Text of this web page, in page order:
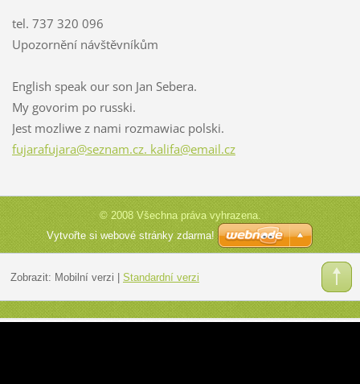
tel. 737 320 096
Upozornění návštěvníkům
English speak our son Jan Sebera.
My govorim po russki.
Jest mozliwe z nami rozmawiac polski.
fujarafujara@seznam.cz. kalifa@email.cz
© 2008 Všechna práva vyhrazena.
Vytvořte si webové stránky zdarma!
Zobrazit: Mobilní verzi Standardní verzi